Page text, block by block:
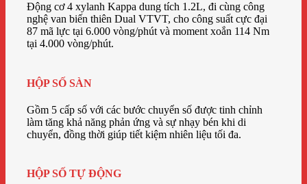
Động cơ 4 xylanh Kappa dung tích 1.2L, đi cùng công
nghệ van biến thiên Dual VTVT, cho công suất cực đại
87 mã lực tại 6.000 vòng/phút và moment xoắn 114 Nm
tại 4.000 vòng/phút.
HỘP SỐ SÀN
Gồm 5 cấp số với các bước chuyển số được tinh chỉnh
làm tăng khả năng phản ứng và sự nhạy bén khi di
chuyển, đồng thời giúp tiết kiệm nhiên liệu tối đa.
HỘP SỐ TỰ ĐỘNG